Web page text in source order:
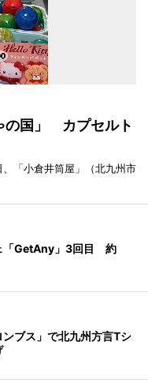
の国」 カプセルト
「小倉井筒屋」（北九州市
「GetAny」3回目 約
ブス」で北九州方言Tシ